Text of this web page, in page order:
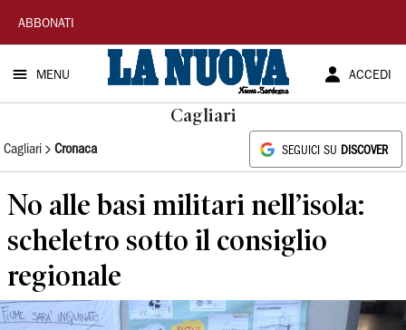
La
Nuova
Sardegna
ABBONATI
MENU ACCEDI
Cagliari
Cagliari Cronaca SEGUICI SU DISCOVER
No alle basi militari nell’isola:
scheletro sotto il consiglio
regionale